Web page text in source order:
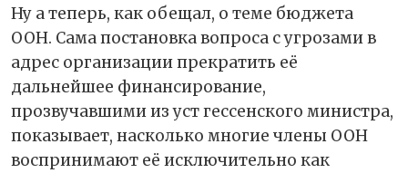
Ну а теперь, как обещал, о теме бюджета
ООН. Сама постановка вопроса с угрозами в
адрес организации прекратить её
дальнейшее финансирование,
прозвучавшими из уст гессенского министра,
показывает, насколько многие члены ООН
воспринимают её исключительно как